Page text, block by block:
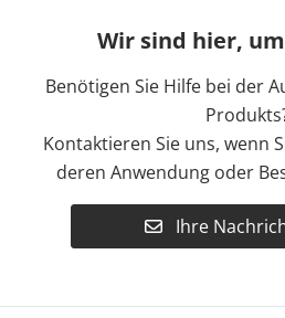
Wir sind hier,
Benötigen Sie Hilfe bei der
Kontaktieren Sie uns, wenn
deren Anwendung oder
Ihre